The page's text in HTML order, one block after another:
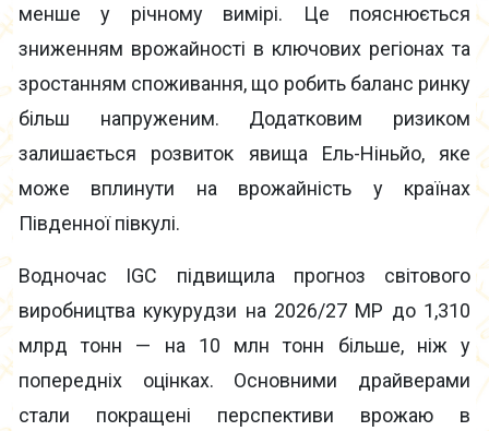
менше у річному вимірі. Це пояснюється
зниженням врожайності в ключових регіонах та
зростанням споживання, що робить баланс ринку
більш напруженим. Додатковим ризиком
залишається розвиток явища Ель-Ніньйо, яке
може вплинути на врожайність у країнах
Південної півкулі.
Водночас IGC підвищила прогноз світового
виробництва кукурудзи на 2026/27 МР до 1,310
млрд тонн — на 10 млн тонн більше, ніж у
попередніх оцінках. Основними драйверами
стали покращені перспективи врожаю в